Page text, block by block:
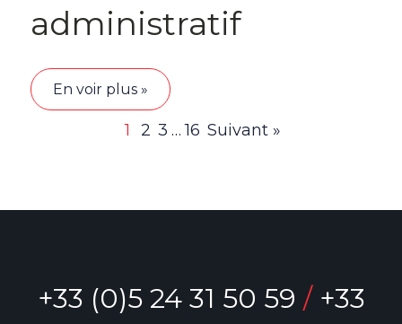
administratif
En voir plus »
1 2 3 … 16 Suivant »
+33 (0)5 24 31 50 59 / +33